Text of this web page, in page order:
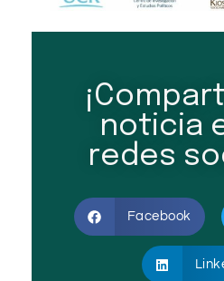
noticia
redes
Facebook